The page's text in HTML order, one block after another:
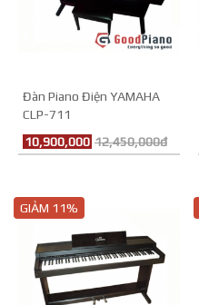
Đàn Piano Điện YAMAHA
CLP-711
10,900,000 12,450,000đ
GIẢM 11%